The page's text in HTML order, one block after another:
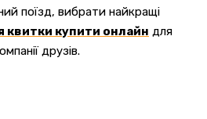
поїзд, вибрати найкращі
квитки купити онлайн для
друзів.